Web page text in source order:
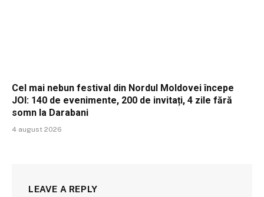
Cel mai nebun festival din Nordul Moldovei începe
JOI: 140 de evenimente, 200 de invitați, 4 zile fără
somn la Darabani
4 august 2026
LEAVE A REPLY